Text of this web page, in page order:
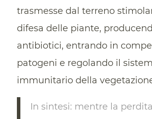
trasmesse dal terreno
difesa delle piante,
antibiotici, entrando in
patogeni e regolando il
immunitario della
In sintesi: mentre la